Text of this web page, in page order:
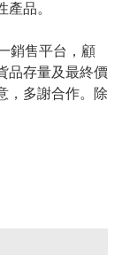
品。
銷售平台，顧
品存量及最終價
，多謝合作。除